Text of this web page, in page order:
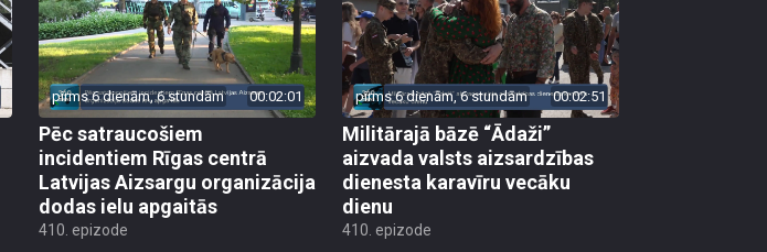
pirms 6 dienām, 6 stundām 00:02:01
Pēc satraucošiem
incidentiem Rīgas centrā
Latvijas Aizsargu organizācija
dodas ielu apgaitās
410. epizode
pirms 6 dienām, 6 stundām 00:02:51
Militārajā bāzē “Ādaži”
aizvada valsts aizsardzības
dienesta karavīru vecāku
dienu
410. epizode